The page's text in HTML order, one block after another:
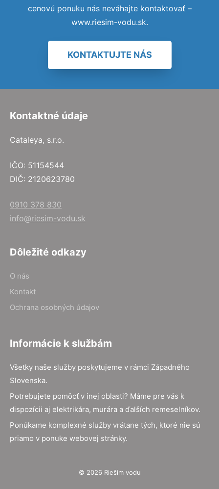
cenovú ponuku nás neváhajte kontaktovať –
www.riesim-vodu.sk.
KONTAKTUJTE NÁS
Kontaktné údaje
Cataleya, s.r.o.
IČO: 51154544
DIČ: 2120623780
0910 378 830
info@riesim-vodu.sk
Dôležité odkazy
O nás
Kontakt
Ochrana osobných údajov
Informácie k službám
Všetky naše služby poskytujeme v rámci Západného
Slovenska.
Potrebujete pomôcť v inej oblasti? Máme pre vás k
dispozícii aj elektrikára, murára a ďalších remeselníkov.
Ponúkame komplexné služby vrátane tých, ktoré nie sú
priamo v ponuke webovej stránky.
© 2026 Riešim vodu